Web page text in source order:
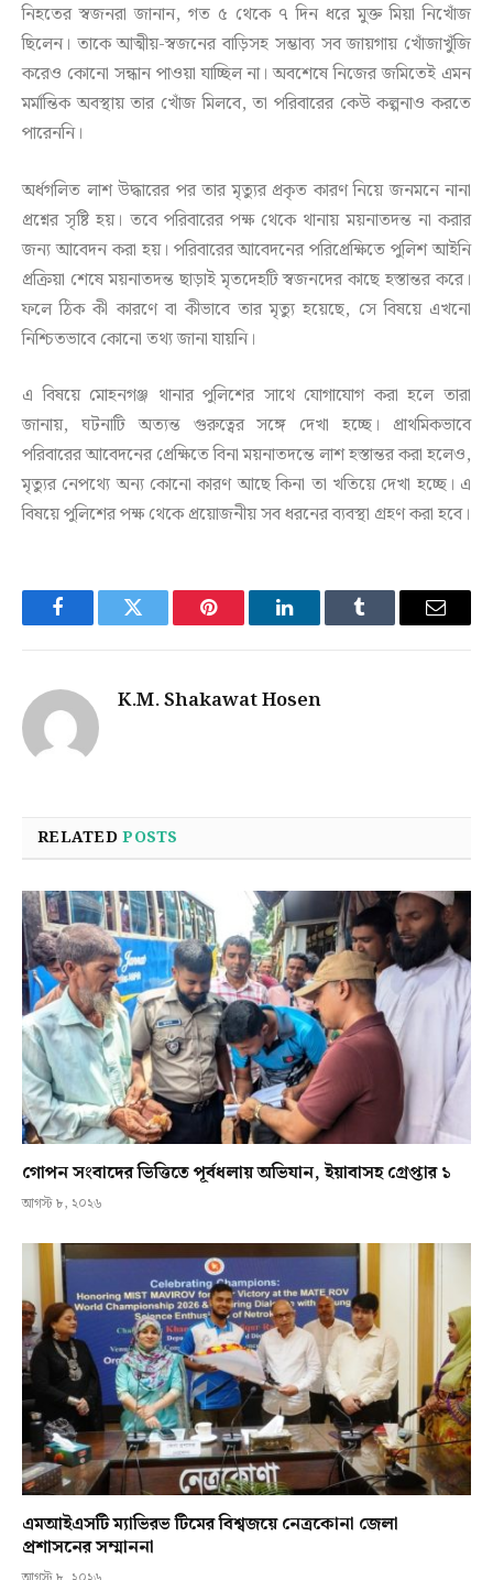
নিহতের স্বজনরা জানান, গত ৫ থেকে ৭ দিন ধরে মুক্ত মিয়া নিখোঁজ
ছিলেন। তাকে আত্মীয়-স্বজনের বাড়িসহ সম্ভাব্য সব জায়গায় খোঁজাখুঁজি
করেও কোনো সন্ধান পাওয়া যাচ্ছিল না। অবশেষে নিজের জমিতেই এমন
মর্মান্তিক অবস্থায় তার খোঁজ মিলবে, তা পরিবারের কেউ কল্পনাও করতে
পারেননি।
অর্ধগলিত লাশ উদ্ধারের পর তার মৃত্যুর প্রকৃত কারণ নিয়ে জনমনে নানা
প্রশ্নের সৃষ্টি হয়। তবে পরিবারের পক্ষ থেকে থানায় ময়নাতদন্ত না করার
জন্য আবেদন করা হয়। পরিবারের আবেদনের পরিপ্রেক্ষিতে পুলিশ আইনি
প্রক্রিয়া শেষে ময়নাতদন্ত ছাড়াই মৃতদেহটি স্বজনদের কাছে হস্তান্তর করে।
ফলে ঠিক কী কারণে বা কীভাবে তার মৃত্যু হয়েছে, সে বিষয়ে এখনো
নিশ্চিতভাবে কোনো তথ্য জানা যায়নি।
এ বিষয়ে মোহনগঞ্জ থানার পুলিশের সাথে যোগাযোগ করা হলে তারা
জানায়, ঘটনাটি অত্যন্ত গুরুত্বের সঙ্গে দেখা হচ্ছে। প্রাথমিকভাবে
পরিবারের আবেদনের প্রেক্ষিতে বিনা ময়নাতদন্তে লাশ হস্তান্তর করা হলেও,
মৃত্যুর নেপথ্যে অন্য কোনো কারণ আছে কিনা তা খতিয়ে দেখা হচ্ছে। এ
বিষয়ে পুলিশের পক্ষ থেকে প্রয়োজনীয় সব ধরনের ব্যবস্থা গ্রহণ করা হবে।
FacebookTwitter Pinterest LinkedInTumblr Email
K.M. Shakawat Hosen
RELATEDPOSTS
গোপন সংবাদের ভিত্তিতে পূর্বধলায় অভিযান, ইয়াবাসহ গ্রেপ্তার ১
আগস্ট ৮, ২০২৬
এমআইএসটি ম্যাভিরভ টিমের বিশ্বজয়ে নেত্রকোনা জেলা
প্রশাসনের সম্মাননা